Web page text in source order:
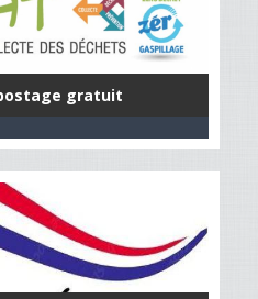
gratuit